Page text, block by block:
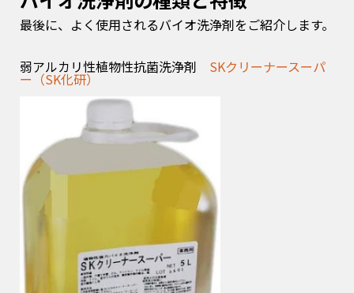
最後に、よく使用されるバイオ洗浄剤をご紹介します。
弱アルカリ性植物性抗菌洗浄剤 SKクリーナースーパ
ー（SK化研）